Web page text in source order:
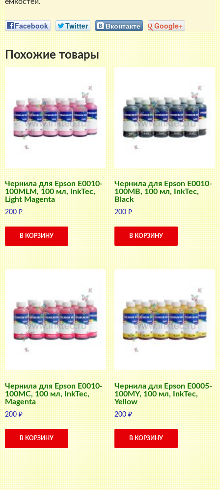
емкостей.
Facebook Twitter Вконтакте Google+
Похожие товары
Чернила для Epson E0010-
100MLM, 100 мл, InkTec,
Light Magenta
200₽
В КОРЗИНУ
Чернила для Epson E0010-
100MB, 100 мл, InkTec,
Black
200₽
В КОРЗИНУ
Чернила для Epson E0010-
100MC, 100 мл, InkTec,
Magenta
200₽
В КОРЗИНУ
Чернила для Epson E0005-
100MY, 100 мл, InkTec,
Yellow
200₽
В КОРЗИНУ